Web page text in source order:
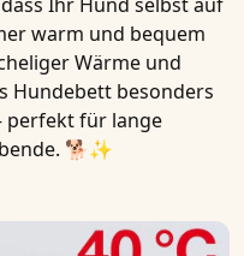
Ihr Hund selbst auf
warm und bequem
Wärme und
Hundebett besonders
perfekt für lange
🐕✨